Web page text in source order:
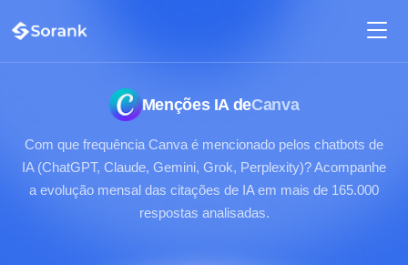
Menções IA deCanva
Com que frequência Canva é mencionado pelos chatbots de
IA (ChatGPT, Claude, Gemini, Grok, Perplexity)? Acompanhe
a evolução mensal das citações de IA em mais de 165.000
respostas analisadas.